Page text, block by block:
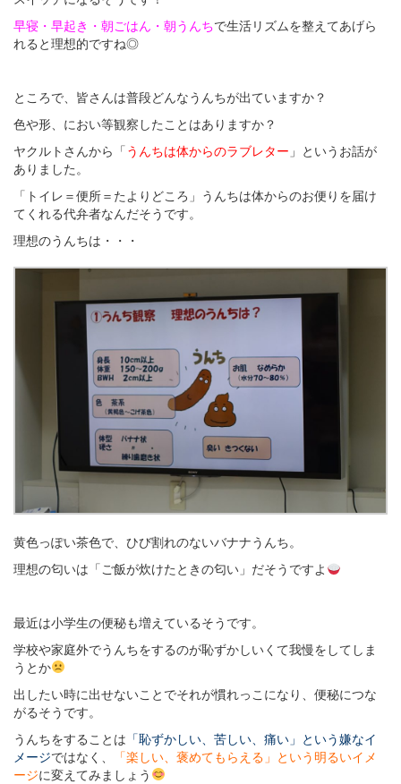
早寝・早起き・朝ごはん・朝うんちで生活リズムを整えてあげら
れると理想的ですね◎
ところで、皆さんは普段どんなうんちが出ていますか？
色や形、におい等観察したことはありますか？
ヤクルトさんから「うんちは体からのラブレター 」というお話が
ありました。
「トイレ＝便所＝たよりどころ」うんちは体からのお便りを届け
てくれる代弁者なんだそうです。
理想のうんちは・・・
黄色っぽい茶色で、ひび割れのないバナナうんち。
理想の匂いは「ご飯が炊けたときの匂い」だそうですよ
最近は小学生の便秘も増えているそうです。
学校や家庭外でうんちをするのが恥ずかしいくて我慢をしてしま
うとか
出したい時に出せないことでそれが慣れっこになり、便秘につな
がるそうです。
うんちをすることは 「恥ずかしい、苦しい、痛い」という嫌なイ
メージではなく、
「楽しい、褒めてもらえる」という明るいイメ
ージに変えてみましょう